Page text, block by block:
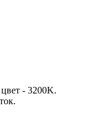
- 3200K.